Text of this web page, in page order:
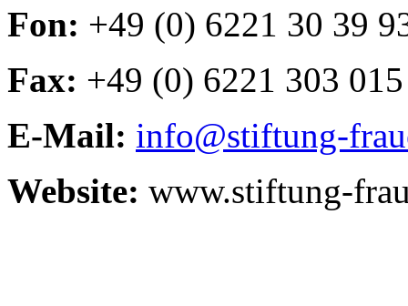
Fon: +49 (0) 6221 30 39
Fax: +49 (0) 6221 303 015
E-Mail: info@stiftung-
Website: www.stiftung-